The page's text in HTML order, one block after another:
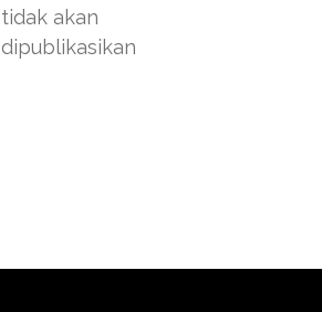
tidak akan
dipublikasikan